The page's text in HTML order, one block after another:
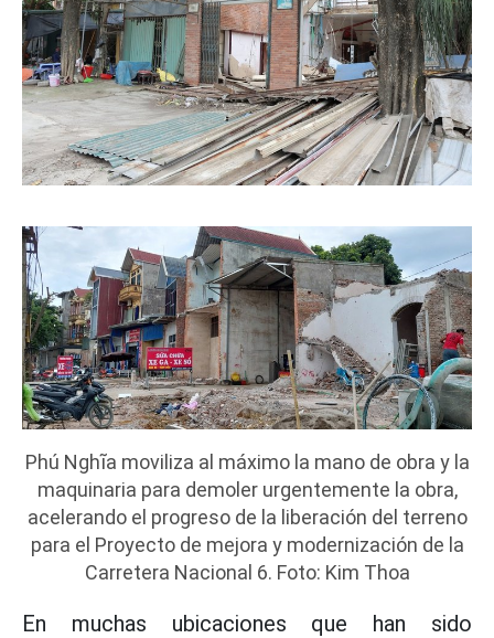
Phú Nghĩa moviliza al máximo la mano de obra y la
maquinaria para demoler urgentemente la obra,
acelerando el progreso de la liberación del terreno
para el Proyecto de mejora y modernización de la
Carretera Nacional 6. Foto: Kim Thoa
En muchas ubicaciones que han sido